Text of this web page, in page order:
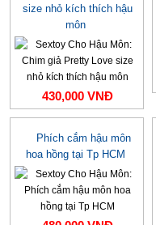
size nhỏ kích thích hậu
môn
430,000 VNĐ
Phích cắm hậu môn
hoa hồng tại Tp HCM